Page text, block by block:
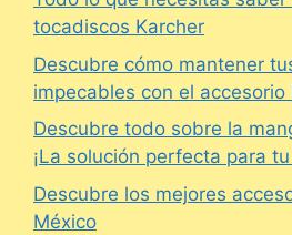
tocadiscos Karcher
Descubre cómo mantener
impecables con el accesorio
Descubre todo sobre la
¡La solución perfecta para
Descubre los mejores
México